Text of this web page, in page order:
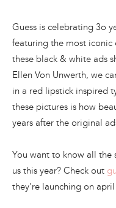
Guess is celebrating 3o
featuring the most iconic
these black & white ads
Ellen Von Unwerth, we
in a red lipstick inspired
these pictures is how
years after the original
You want to know all the
us this year? Check out
they’re launching on